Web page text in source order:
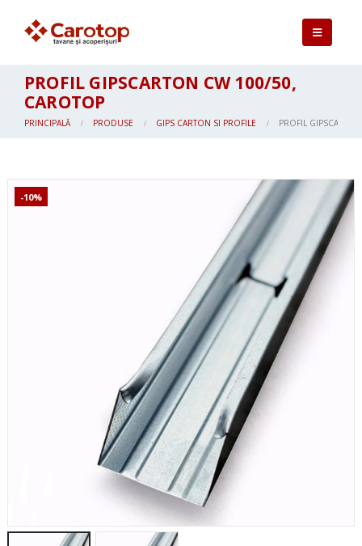
PROFIL GIPSCARTON CW 100/50,
CAROTOP
PRINCIPALĂ PRODUSE GIPS CARTON SI PROFILE PROFIL
-10%